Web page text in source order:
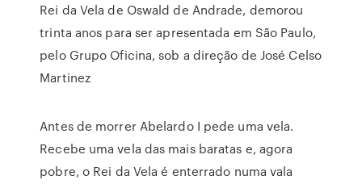
Rei da Vela de Oswald de Andrade, demorou
trinta anos para ser apresentada em São Paulo,
pelo Grupo Oficina, sob a direção de José Celso
Martinez
Antes de morrer Abelardo I pede uma vela.
Recebe uma vela das mais baratas e, agora
pobre, o Rei da Vela é enterrado numa vala